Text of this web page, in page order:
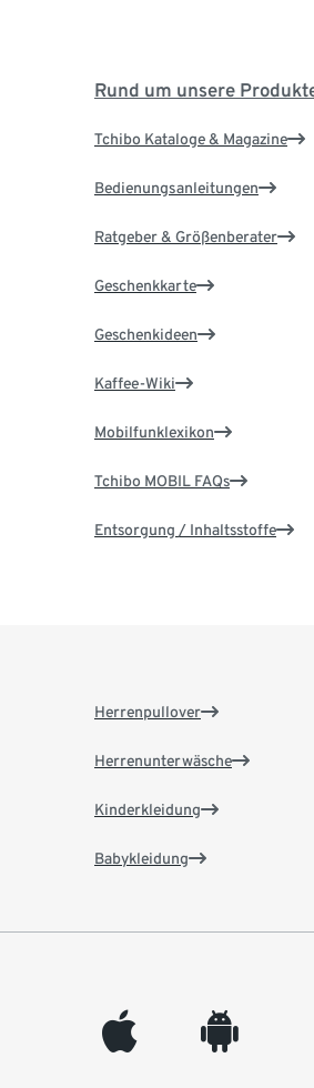
Rund um unsere
Tchibo Kataloge & Magazine
Bedienungsanleitungen
Ratgeber & Größenberater
Geschenkkarte
Geschenkideen
Kaffee-Wiki
Mobilfunklexikon
Tchibo MOBIL FAQs
Entsorgung / Inhaltsstoffe
Herrenpullover
Herrenunterwäsche
Kinderkleidung
Babykleidung
appleinc android